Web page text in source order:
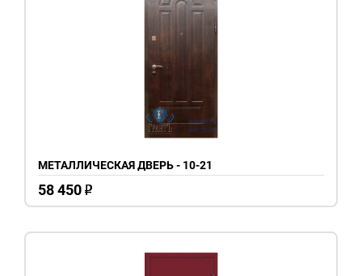
МЕТАЛЛИЧЕСКАЯ ДВЕРЬ - 10-21
58 450 o